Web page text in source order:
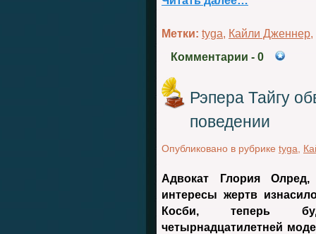
Метки: tyga, Кайли Дженнер,
Комментарии - 0
Рэпера Тайгу
поведении
Опубликовано в рубрике tyga
Адвокат Глория Олред,
интересы жертв
Косби, теперь
четырнадцатилетней